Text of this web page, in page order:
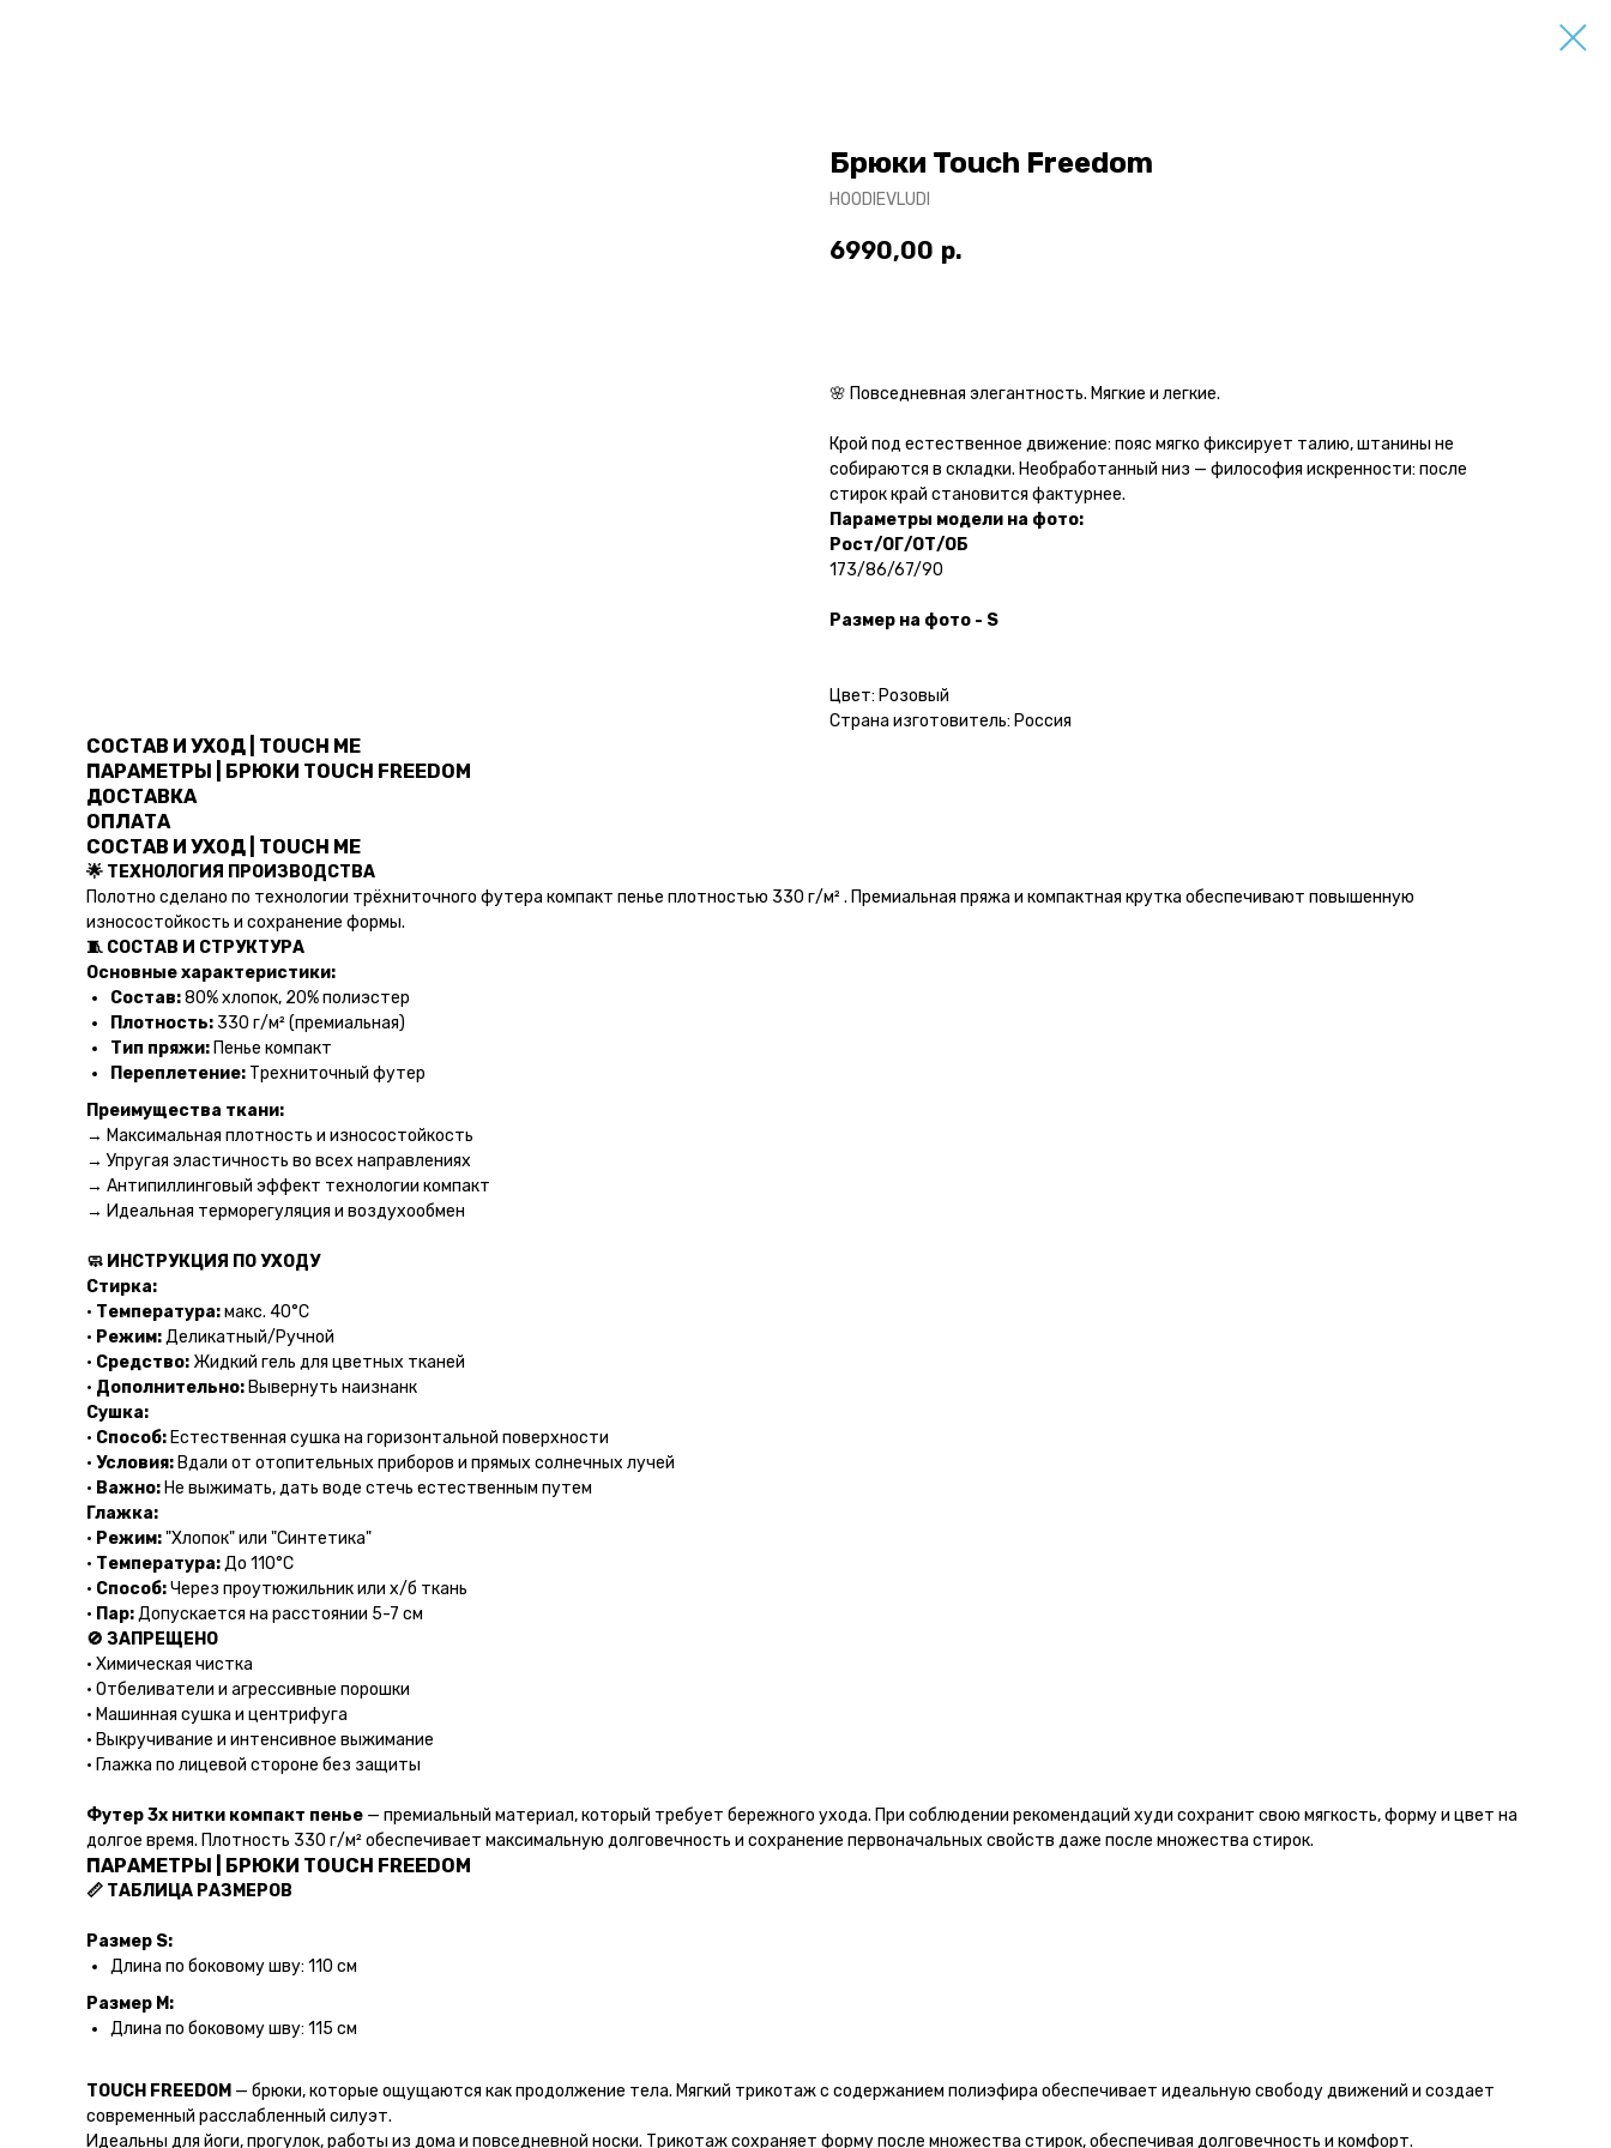
Брюки Touch Freedom
HOODIEVLUDI
6990,00 р.
🌸 Повседневная элегантность. Мягкие и легкие.
Крой под естественное движение: пояс мягко фиксирует талию, штанины не
собираются в складки. Необработанный низ — философия искренности: после
стирок край становится фактурнее.
Параметры модели на фото:
Рост/ОГ/ОТ/ОБ
173/86/67/90
Размер на фото - S
Цвет: Розовый
Страна изготовитель: Россия
СОСТАВ И УХОД | TOUCH ME
ПАРАМЕТРЫ | БРЮКИ TOUCH FREEDOM
ДОСТАВКА
ОПЛАТА
СОСТАВ И УХОД | TOUCH ME
🌟 ТЕХНОЛОГИЯ ПРОИЗВОДСТВА
Полотно сделано по технологии трёхниточного футера компакт пенье плотностью 330 г/м² . Премиальная пряжа и компактная крутка обеспечивают повышенную
износостойкость и сохранение формы.
🧵 СОСТАВ И СТРУКТУРА
Основные характеристики:
Состав:80% хлопок, 20% полиэстер
Плотность: 330 г/м² (премиальная)
Тип пряжи: Пенье компакт
Переплетение: Трехниточный футер
Преимущества ткани:
→ Максимальная плотность и износостойкость
→ Упругая эластичность во всех направлениях
→ Антипиллинговый эффект технологии компакт
→ Идеальная терморегуляция и воздухообмен
🧼 ИНСТРУКЦИЯ ПО УХОДУ
Стирка:
• Температура:макс. 40°C
• Режим:Деликатный/Ручной
• Средство: Жидкий гель для цветных тканей
• Дополнительно: Вывернуть наизнанк
Сушка:
• Способ: Естественная сушка на горизонтальной поверхности
• Условия: Вдали от отопительных приборов и прямых солнечных лучей
• Важно: Не выжимать, дать воде стечь естественным путем
Глажка:
• Режим:"Хлопок" или "Синтетика"
• Температура:До 110°C
• Способ:Через проутюжильник или х/б ткань
• Пар:Допускается на расстоянии 5-7 см
🚫 ЗАПРЕЩЕНО
• Химическая чистка
• Отбеливатели и агрессивные порошки
• Машинная сушка и центрифуга
• Выкручивание и интенсивное выжимание
• Глажка по лицевой стороне без защиты
Футер 3х нитки компакт пенье — премиальный материал, который требует бережного ухода. При соблюдении рекомендаций худи сохранит свою мягкость, форму и цвет на
долгое время. Плотность 330 г/м² обеспечивает максимальную долговечность и сохранение первоначальных свойств даже после множества стирок.
ПАРАМЕТРЫ | БРЮКИ TOUCH FREEDOM
📏 ТАБЛИЦА РАЗМЕРОВ
Размер S:
Длина по боковому шву: 110 см
Размер M:
Длина по боковому шву: 115 см
TOUCH FREEDOM — брюки, которые ощущаются как продолжение тела. Мягкий трикотаж с содержанием полиэфира обеспечивает идеальную свободу движений и создает
современный расслабленный силуэт.
Идеальны для йоги, прогулок, работы из дома и повседневной носки. Трикотаж сохраняет форму после множества стирок, обеспечивая долговечность и комфорт.